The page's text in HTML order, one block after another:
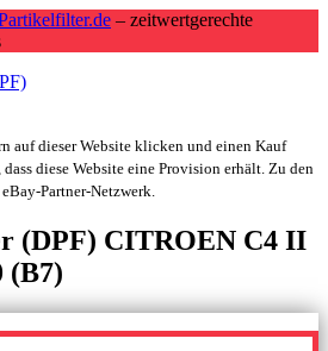
– zeitwertgerechte
auf dieser Website klicken und einen Kauf
diese Website eine Provision erhält. Zu den
Partner-Netzwerk.
(DPF) CITROEN C4 II
(B7)